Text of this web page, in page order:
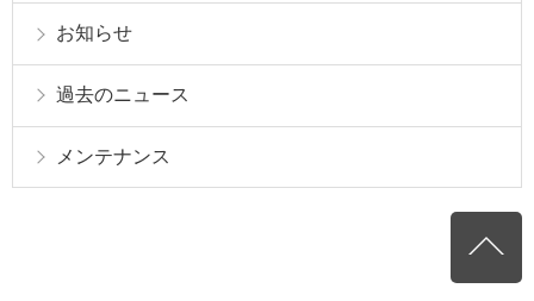
お知らせ
過去のニュース
メンテナンス